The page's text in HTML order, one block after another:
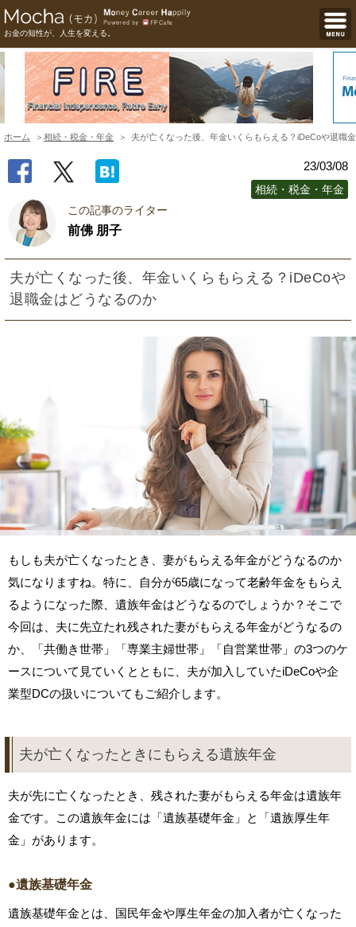
お金の知性が、人生を変える。
ホーム 相続・税金・年金 夫が亡くなった後、年金いくらもらえる？iDeCoや退職
23/03/08
相続・税金・年金
この記事のライター
前佛 朋子
夫が亡くなった後、年金いくらもらえる？iDeCoや
退職金はどうなるのか
もしも夫が亡くなったとき、妻がもらえる年金がどうなるのか
気になりますね。特に、自分が65歳になって老齢年金をもらえ
るようになった際、遺族年金はどうなるのでしょうか？そこで
今回は、夫に先立たれ残された妻がもらえる年金がどうなるの
か、「共働き世帯」「専業主婦世帯」「自営業世帯」の3つのケ
ースについて見ていくとともに、夫が加入していたiDeCoや企
業型DCの扱いについてもご紹介します。
夫が亡くなったときにもらえる遺族年金
夫が先に亡くなったとき、残された妻がもらえる年金は遺族年
金です。この遺族年金には「遺族基礎年金」と「遺族厚生年
金」があります。
●遺族基礎年金
遺族基礎年金とは、国民年金や厚生年金の加入者が亡くなった